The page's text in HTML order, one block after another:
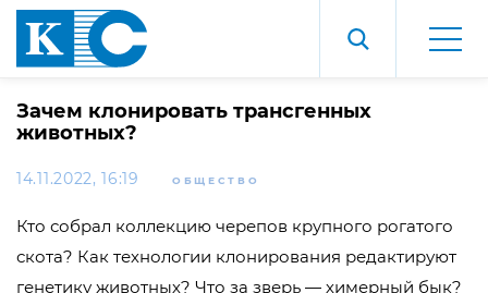
Зачем клонировать трансгенных
животных?
14.11.2022, 16:19 ОБЩЕСТВО
Кто собрал коллекцию черепов крупного рогатого
скота? Как технологии клонирования редактируют
генетику животных? Что за зверь — химерный бык?